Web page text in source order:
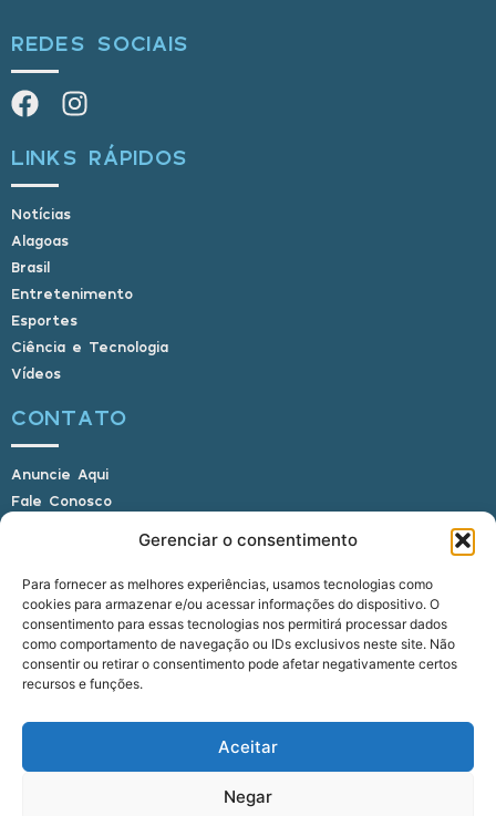
Gerenciar o consentimento
Para fornecer as melhores experiências, usamos tecnologias como
cookies para armazenar e/ou acessar informações do dispositivo. O
consentimento para essas tecnologias nos permitirá processar dados
como comportamento de navegação ou IDs exclusivos neste site. Não
consentir ou retirar o consentimento pode afetar negativamente certos
recursos e funções.
Aceitar
Negar
REDES SOCIAIS
LINKS RÁPIDOS
Notícias
Alagoas
Brasil
Entretenimento
Esportes
Ciência e Tecnologia
Vídeos
CONTATO
Anuncie Aqui
Fale Conosco
E-mail: alagoasbrasilnoticias@gmail.com
Telefone: (82) 9 9691-0391 (Whatsapp)
Responsável Técnico: Crysthyan Carlos
Rua do Sau - Centro - Anadia - AL - CEP:
© 2022 - 2026 Alagoas Brasil Notícias. Todos os
direitos reservados.